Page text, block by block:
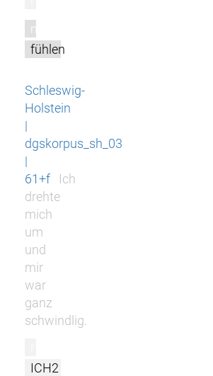
m
fühlen
Schleswig-
Holstein
|
dgskorpus_sh_03
|
61+f
Ich
drehte
mich
um
und
mir
war
ganz
schwindlig.
ICH2